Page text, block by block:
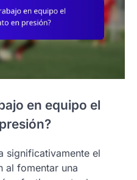
en equipo el
significativamente el
al fomentar una